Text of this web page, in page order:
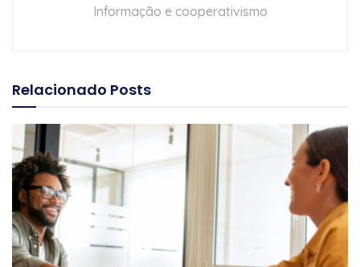
Informação e cooperativismo
Relacionado Posts